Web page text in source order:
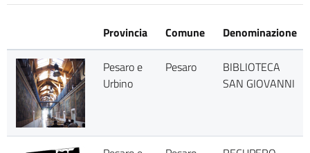
Provincia Comune Denominazione
Pesaro e
Urbino
Pesaro
BIBLIOTECA
SAN GIOVANNI